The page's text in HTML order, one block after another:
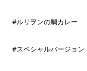
#ルリヲンの鯛カレー
#スペシャルバージョン